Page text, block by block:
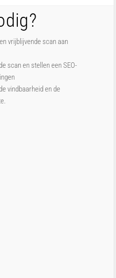
vrijblijvende scan aan
scan en stellen een SEO-
vindbaarheid en de